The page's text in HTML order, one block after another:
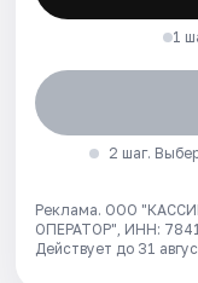
1
2 шаг.
Реклама. ООО
ОПЕРАТОР", ИНН:
Действует до 31